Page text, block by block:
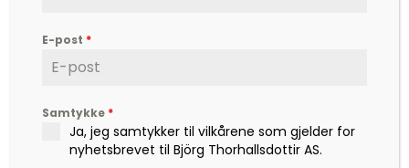
Events
Hjertesaker
Hjertefred
E-post *
Samtykke *
Ja, jeg samtykker til vilkårene som gjelder for
nyhetsbrevet til Björg Thorhallsdottir AS.